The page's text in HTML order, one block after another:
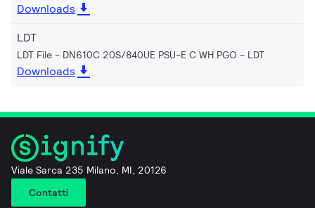
Downloads
LDT
LDT File - DN610C 20S/840UE PSU-E C WH PGO LDT
Downloads
Viale Sarca 235 Milano, MI, 20126
Contatti